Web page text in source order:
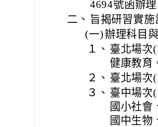
4694號函辦理
二、 旨揭研習實施
(一)辦理科目
１、 臺北場次
健康教育
２、 臺北場次
３、 臺中場次
國小社會
國中生物